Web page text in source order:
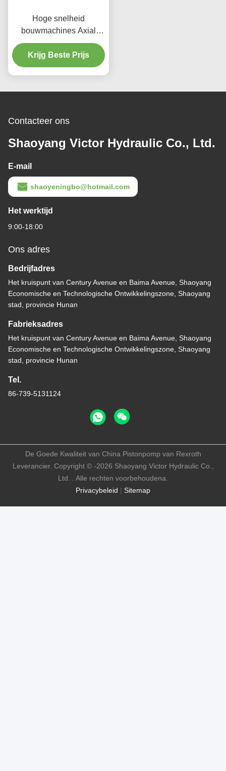
Hoge snelheid
bouwmachines Axial
zuigermotor A2FM 5500
RPM
Krijg Beste Prijs
Contacteer ons
Shaoyang Victor Hydraulic Co., Ltd.
E-mail
shaoyeningbo@hotmail.com
Het werktijd
9:00-18:00
Ons adres
Bedrijfadres
Het kruispunt van Century Avenue en Baima Avenue, Shaoyang
Economische en Technologische Ontwikkelingszone, Shaoyang
stad, provincie Hunan
Fabrieksadres
Het kruispunt van Century Avenue en Baima Avenue, Shaoyang
Economische en Technologische Ontwikkelingszone, Shaoyang
stad, provincie Hunan
Tel.
86-739-5131124
Privacybeleid | Sitemap
De Goede Kwaliteit van China Pistonpomp van Rexroth
Leverancier. Copyright © -2026 Shaoyang Victor Hydraulic Co.,
Ltd. . Alle rechten voorbehoudena.